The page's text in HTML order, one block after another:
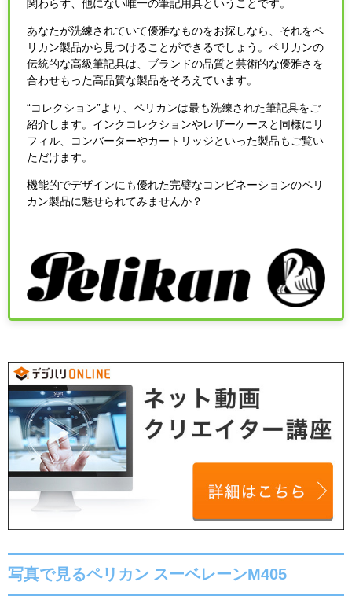
関わらず、他にない唯一の筆記用具ということです。
あなたが洗練されていて優雅なものをお探しなら、それをペ
リカン製品から見つけることができるでしょう。ペリカンの
伝統的な高級筆記具は、ブランドの品質と芸術的な優雅さを
合わせもった高品質な製品をそろえています。
“コレクション”より、ペリカンは最も洗練された筆記具をご
紹介します。インクコレクションやレザーケースと同様にリ
フィル、コンバーターやカートリッジといった製品もご覧い
ただけます。
機能的でデザインにも優れた完璧なコンビネーションのペリ
カン製品に魅せられてみませんか？
写真で見るペリカン スーベレーンM405